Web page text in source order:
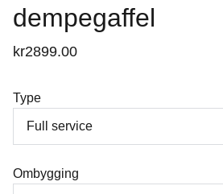
dempegaffel
kr2899.00
Type
Ombygging